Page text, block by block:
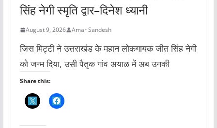
सिंह नेगी स्मृति द्वार–दिनेश ध्यानी
August 9, 2026 Amar Sandesh
जिस मिट्टी ने उत्तराखंड के महान लोकगायक जीत सिंह नेगी
को जन्म दिया, उसी पैतृक गांव अयाळ में अब उनकी
Share this: